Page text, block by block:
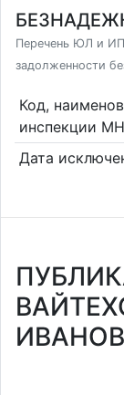
Перечень ЮЛ и
задолженности
Код,
инспекции
Дата